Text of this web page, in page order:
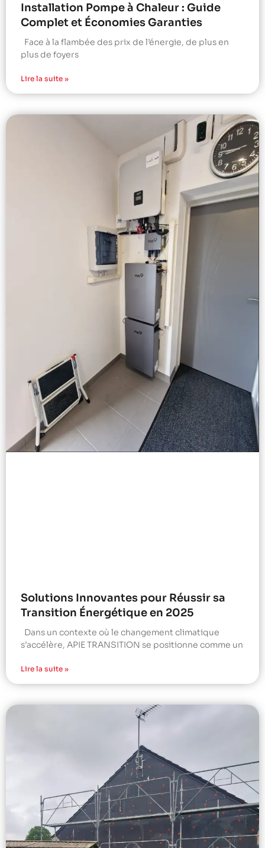
Installation Pompe à Chaleur : Guide
Complet et Économies Garanties
Face à la flambée des prix de l’énergie, de plus en
plus de foyers
Lire la suite »
Solutions Innovantes pour Réussir sa
Transition Énergétique en 2025
Dans un contexte où le changement climatique
s’accélère, APIE TRANSITION se positionne comme un
Lire la suite »